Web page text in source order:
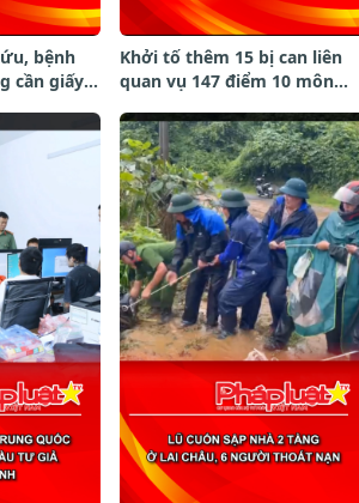
bệnh
cần giấy
Khởi tố thêm 15 bị can liên
quan vụ 147 điểm 10 môn